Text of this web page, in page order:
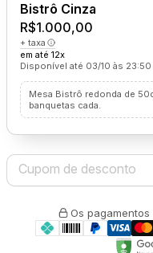
Bistrô Cinza
R$1.000,00
+ taxa
em até 12x
Disponível até 03/10 às 23:50
Mesa Bistrô redonda de
banquetas cada.
Os